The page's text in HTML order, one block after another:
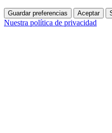
Guardar preferencias Aceptar
Nuestra política de privacidad